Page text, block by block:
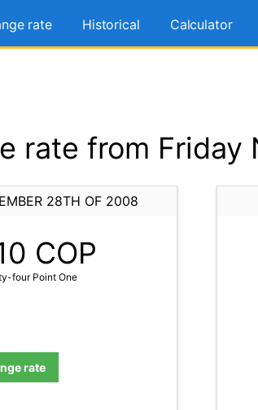
rate Historical Calculator
rate from
28TH OF 2008
COP
four Point One
rate